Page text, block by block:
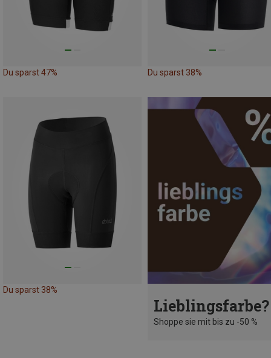
Du sparst 47% Du sparst 38%
Du sparst 38%
Lieblingsfarbe?
Shoppe sie mit bis zu -50 %